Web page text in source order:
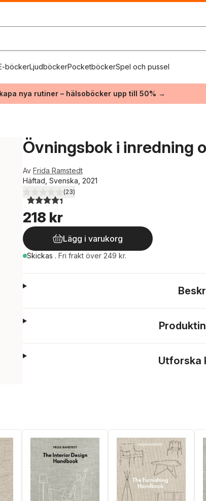
böckerLjudböckerPocketböckerSpel och pussel
nya rutiner – hälsoböcker upp till 50% →
Övningsbok i inredning
Av Frida Ramstedt
Häftad, Svenska, 2021
4,4utav 5 stjärnor. Totalt antal röster:
(23)
218 kr
Lägg i varukorg
Skickas . Fri frakt över 249 kr.
Utforska